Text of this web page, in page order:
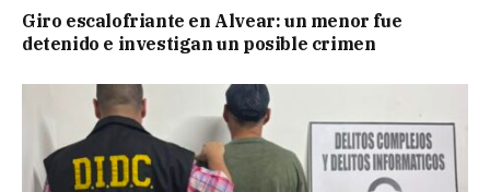
Giro escalofriante en Alvear: un menor fue
detenido e investigan un posible crimen